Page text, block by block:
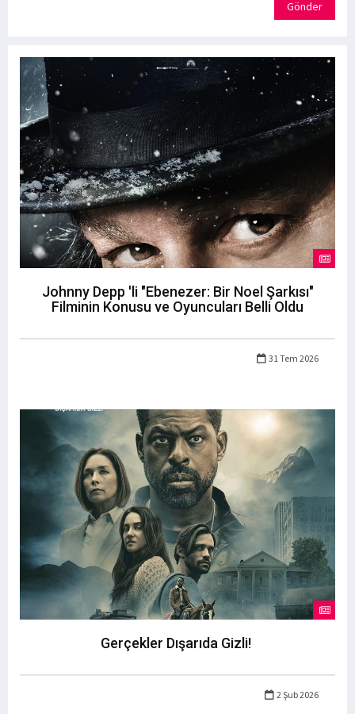
Gönder
Johnny Depp 'li "Ebenezer: Bir Noel Şarkısı"
Filminin Konusu ve Oyuncuları Belli Oldu
31 Tem 2026
Gerçekler Dışarıda Gizli!
2 Şub 2026